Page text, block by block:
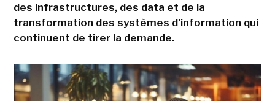
des infrastructures, des data et de la
transformation des systèmes d'information qui
continuent de tirer la demande.